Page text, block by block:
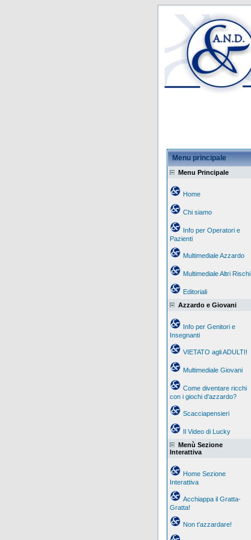
Menu principale
Menu Principale
Home
Chi siamo
Info per Operatori e
Pazienti
Multimediale Azzardo
Multimediale Altri Rischi
Editoriali
Azzardo e Giovani
Info per Genitori e
Insegnanti
VIETATO agli ADULTI!
Multimediale Giovani
Come diventare ricchi
con i giochi d'azzardo?
Scacciapensieri
Il Video di Lucky
Menù Sezione
Interattiva
Home Sezione
Interattiva
Acchiappa il Gratta-
Gratta!
Non t'azzardare!